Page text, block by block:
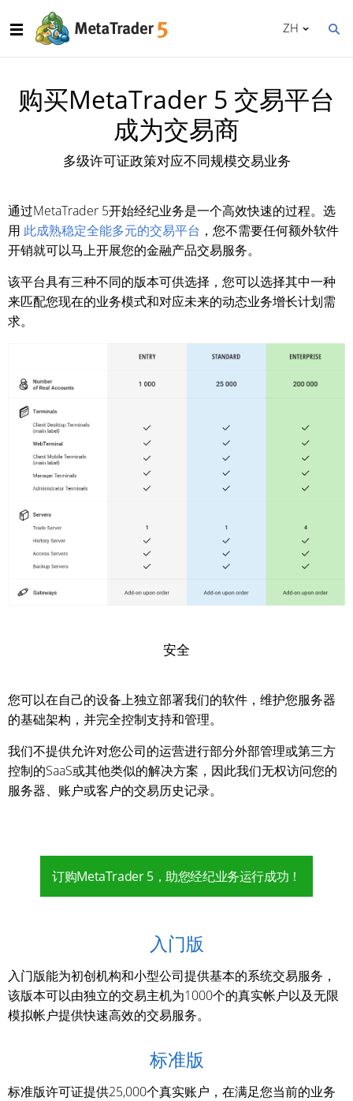
ZH
购买MetaTrader 5 交易平台
成为交易商
多级许可证政策对应不同规模交易业务
通过MetaTrader 5开始经纪业务是一个高效快速的过程。选
用 此成熟稳定全能多元的交易平台 ，您不需要任何额外软件
开销就可以马上开展您的金融产品交易服务。
该平台具有三种不同的版本可供选择，您可以选择其中一种
来匹配您现在的业务模式和对应未来的动态业务增长计划需
求。
安全
您可以在自己的设备上独立部署我们的软件，维护您服务器
的基础架构，并完全控制支持和管理。
我们不提供允许对您公司的运营进行部分外部管理或第三方
控制的SaaS或其他类似的解决方案，因此我们无权访问您的
服务器、账户或客户的交易历史记录。
订购MetaTrader 5，助您经纪业务运行成功！
入门版
入门版能为初创机构和小型公司提供基本的系统交易服务，
该版本可以由独立的交易主机为1000个的真实帐户以及无限
模拟帐户提供快速高效的交易服务。
标准版
标准版许可证提供25,000个真实账户，在满足您当前的业务